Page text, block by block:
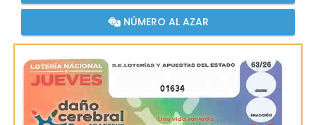
NÚMERO AL AZAR
01634